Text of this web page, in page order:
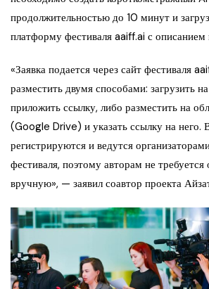
продолжительностью до 10 минут и
платформу фестиваля aaiff.ai с описанием
«Заявка подается через сайт фестиваля
разместить двумя способами: загрузить
приложить ссылку, либо разместить на
(Google Drive) и указать ссылку на него.
регистрируются и ведутся
фестиваля, поэтому авторам не требуется
вручную», — заявил соавтор проекта